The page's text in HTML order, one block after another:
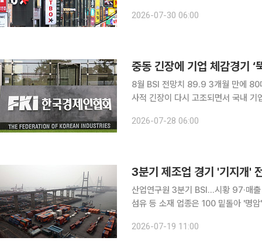
것이다. 반면 서비스 등 비제조업 체
2026-07-30 06:00
중동 긴장에 기업 체감경기
8월 BSI 전망치 89.9 3개월 만에 80대제조
사적 긴장이 다시 고조되면서 국내 기
2026-07-28 06:00
3분기 제조업 경기 '기지개'
산업연구원 3분기 BSI…시황 97·매
섬유 등 소재 업종은 100 밑돌아 '명
측됐다. 특히 반도체 등 정보통신기
2026-07-19 11:00